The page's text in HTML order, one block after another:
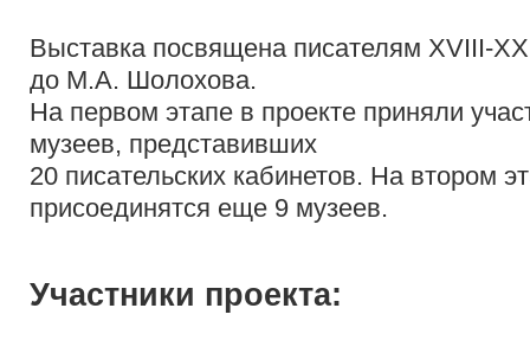
Выставка посвящена писателям ХVIII-
до М.А. Шолохова.
На первом этапе в проекте приняли
музеев, представивших
20 писательских кабинетов. На втором
присоединятся еще 9 музеев.
Участники проекта: